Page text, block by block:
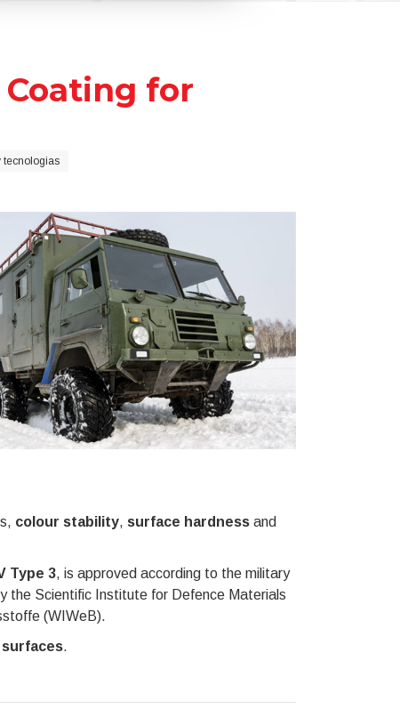
Coating for
tecnologias
colour stability, surface hardnessand
Type 3, is approved according to the military
the Scientific Institute for Defence Materials
(WIWeB).
.